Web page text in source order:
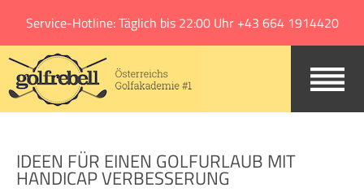
Service-Hotline: Täglich bis 22:00 Uhr +43 664 1914420
IDEEN FÜR EINEN GOLFURLAUB MIT
HANDICAP VERBESSERUNG